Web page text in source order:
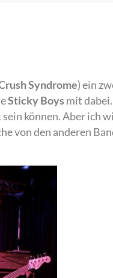
Syndrome) ein
Sticky Boysmit
können. Aber ich
von den anderen